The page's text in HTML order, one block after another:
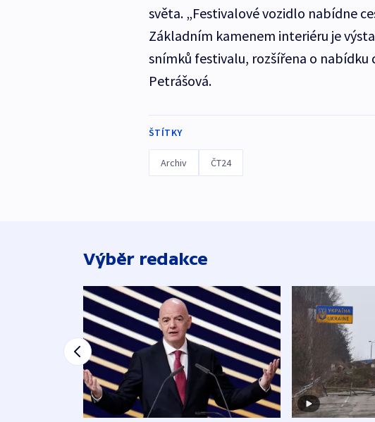
světa. „Festivalové vozidlo nabídne
Základním kamenem interiéru je
snímků festivalu, rozšířena o
Petrášová.
ŠTÍTKY
Archiv ČT24
Výběr redakce